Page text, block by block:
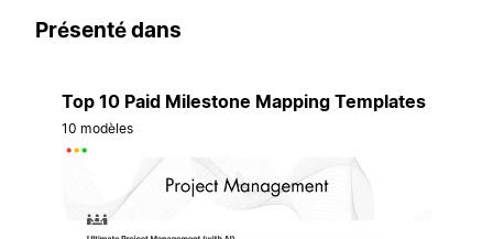
Présenté dans
Top 10 Paid Milestone Mapping Templates
10 modèles